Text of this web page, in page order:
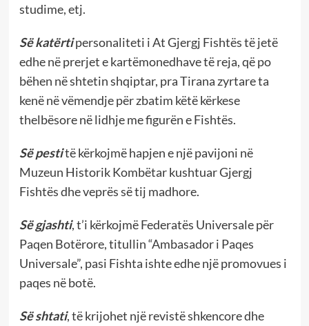
studime, etj.
Së katërtipersonaliteti i At Gjergj Fishtës të jetë
edhe në prerjet e kartëmonedhave të reja, që po
bëhen në shtetin shqiptar, pra Tirana zyrtare ta
kenë në vëmendje për zbatim këtë kërkese
thelbësore në lidhje me figurën e Fishtës.
Së pestitë kërkojmë hapjen e një pavijoni në
Muzeun Historik Kombëtar kushtuar Gjergj
Fishtës dhe veprës së tij madhore.
Së gjashti, t’i kërkojmë Federatës Universale për
Paqen Botërore, titullin “Ambasador i Paqes
Universale”, pasi Fishta ishte edhe një promovues i
paqes në botë.
Së shtati, të krijohet një revistë shkencore dhe